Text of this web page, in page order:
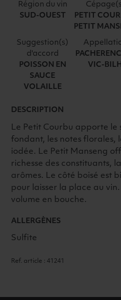
Région du vin
SUD-OUEST
PETIT
PETIT
Suggestion(s)
d'accord
POISSON EN
SAUCE
VOLAILLE
VIC-BILH
DESCRIPTION
Le Petit Courbu apporte le
fondant, les notes florales,
iodée. Le Petit Manseng
richesse des constituants,
arômes. Le côté boisé est
pour laisser la place au
volume en bouche.
ALLERGÈNES
Sulfite
Ref. article : 41241